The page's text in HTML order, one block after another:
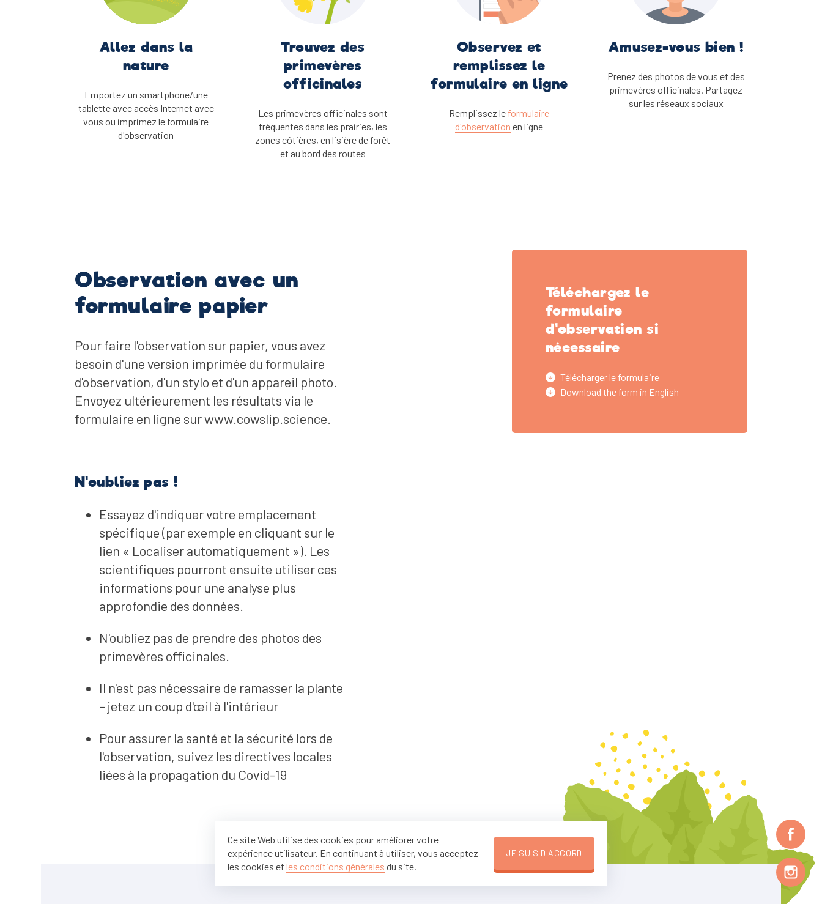
Allez dans la
nature
Emportez un smartphone/une
tablette avec accès Internet avec
vous ou imprimez le formulaire
d'observation
Trouvez des
primevères
officinales
Les primevères officinales sont
fréquentes dans les prairies, les
zones côtières, en lisière de forêt
et au bord des routes
Observez et
remplissez le
formulaire en ligne
Remplissez le formulaire
d'observation en ligne
Amusez-vous bien !
Prenez des photos de vous et des
primevères officinales. Partagez
sur les réseaux sociaux
Observation avec un
formulaire papier
Pour faire l'observation sur papier, vous avez
besoin d'une version imprimée du formulaire
d'observation, d'un stylo et d'un appareil photo.
Envoyez ultérieurement les résultats via le
formulaire en ligne sur www.cowslip.science.
N'oubliez pas !
Essayez d'indiquer votre emplacement
spécifique (par exemple en cliquant sur le
lien « Localiser automatiquement »). Les
scientifiques pourront ensuite utiliser ces
informations pour une analyse plus
approfondie des données.
N'oubliez pas de prendre des photos des
primevères officinales.
Il n'est pas nécessaire de ramasser la plante
– jetez un coup d'œil à l'intérieur
Pour assurer la santé et la sécurité lors de
l'observation, suivez les directives locales
liées à la propagation du Covid-19
Téléchargez le
formulaire
d'observation si
nécessaire
Télécharger le formulaire
Download the form in English
Ce site Web utilise des cookies pour améliorer votre
expérience utilisateur. En continuant à utiliser, vous acceptez
les cookies et les conditions générales du site.
JE SUIS D'ACCORD